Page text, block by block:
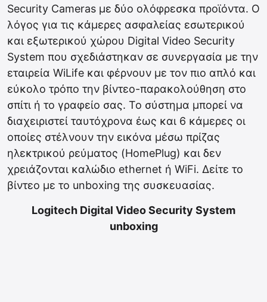
Security Cameras με δύο ολόφρεσκα προϊόντα. Ο
λόγος για τις κάμερες ασφαλείας εσωτερικού
και εξωτερικού χώρου Digital Video Security
System που σχεδιάστηκαν σε συνεργασία με την
εταιρεία WiLife και φέρνουν με τον πιο απλό και
εύκολο τρόπο την βίντεο-παρακολούθηση στο
σπίτι ή το γραφείο σας. Το σύστημα μπορεί να
διαχειριστεί ταυτόχρονα έως και 6 κάμερες οι
οποίες στέλνουν την εικόνα μέσω πρίζας
ηλεκτρικού ρεύματος (HomePlug) και δεν
χρειάζονται καλώδιο ethernet ή WiFi. Δείτε το
βίντεο με το unboxing της συσκευασίας.
Logitech Digital Video Security System
unboxing